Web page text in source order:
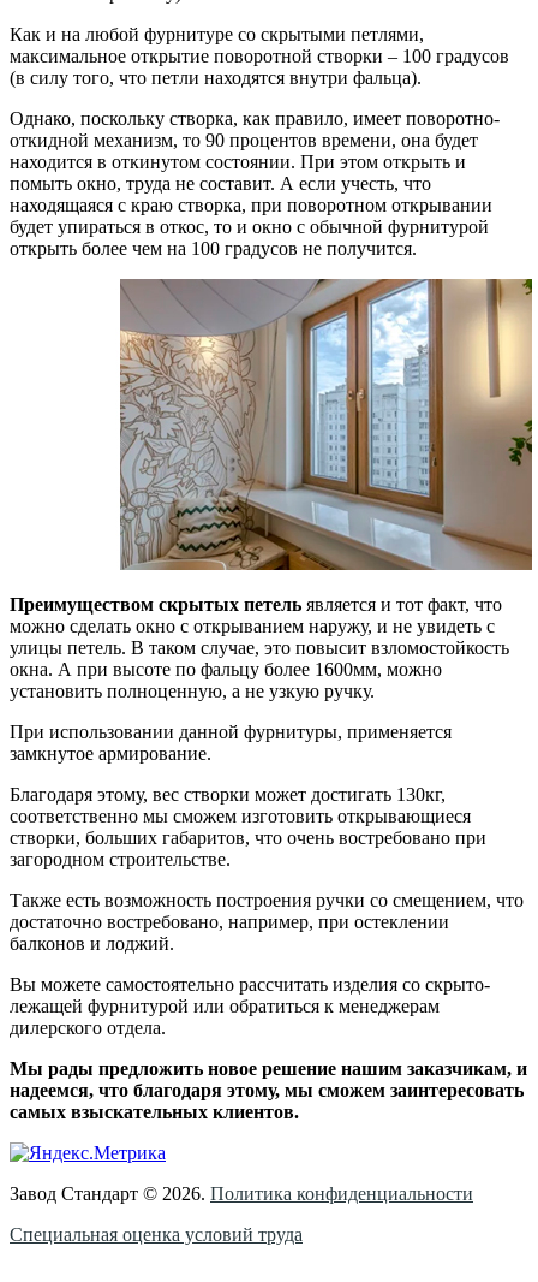
Как и на любой фурнитуре со скрытыми петлями,
максимальное открытие поворотной створки – 100 градусов
(в силу того, что петли находятся внутри фальца).
Однако, поскольку створка, как правило, имеет поворотно-
откидной механизм, то 90 процентов времени, она будет
находится в откинутом состоянии. При этом открыть и
помыть окно, труда не составит. А если учесть, что
находящаяся с краю створка, при поворотном открывании
будет упираться в откос, то и окно с обычной фурнитурой
открыть более чем на 100 градусов не получится.
Преимуществом скрытых петель является и тот факт, что
можно сделать окно с открыванием наружу, и не увидеть с
улицы петель. В таком случае, это повысит взломостойкость
окна. А при высоте по фальцу более 1600мм, можно
установить полноценную, а не узкую ручку.
При использовании данной фурнитуры, применяется
замкнутое армирование.
Благодаря этому, вес створки может достигать 130кг,
соответственно мы сможем изготовить открывающиеся
створки, больших габаритов, что очень востребовано при
загородном строительстве.
Также есть возможность построения ручки со смещением, что
достаточно востребовано, например, при остеклении
балконов и лоджий.
Вы можете самостоятельно рассчитать изделия со скрыто-
лежащей фурнитурой или обратиться к менеджерам
дилерского отдела.
Мы рады предложить новое решение нашим заказчикам, и
надеемся, что благодаря этому, мы сможем заинтересовать
самых взыскательных клиентов.
Завод Стандарт © 2026. Политика конфиденциальности
Специальная оценка условий труда